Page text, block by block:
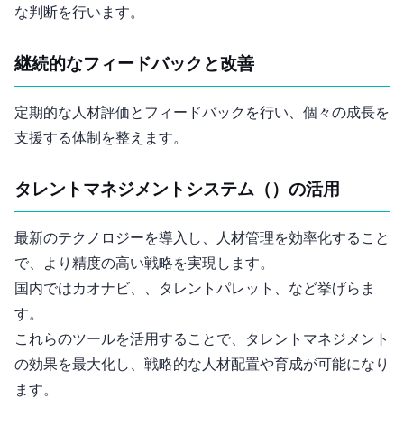
な判断を行います。
継続的なフィードバックと改善
定期的な人材評価とフィードバックを行い、個々の成長を
支援する体制を整えます。
タレントマネジメントシステム（TMS）の活用
最新のHRテクノロジーを導入し、人材管理を効率化すること
で、より精度の高い戦略を実現します。
国内ではカオナビ、HRBrain、タレントパレット、SmartHRなど挙げらま
す。
これらのツールを活用することで、タレントマネジメント
の効果を最大化し、戦略的な人材配置や育成が可能になり
ます。